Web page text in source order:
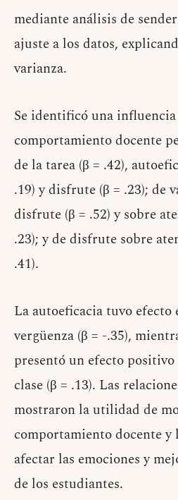
mediante análisis de
ajuste a los datos,
varianza.
Se identificó una
comportamiento docente
de la tarea (β = .42),
.19) y disfrute (β = .23); de
disfrute (β = .52) y sobre
.23); y de disfrute sobre
.41).
La autoeficacia tuvo
vergüenza (β = -.35),
presentó un efecto
clase (β = .13). Las
mostraron la utilidad de
comportamiento docente
afectar las emociones y
de los estudiantes.